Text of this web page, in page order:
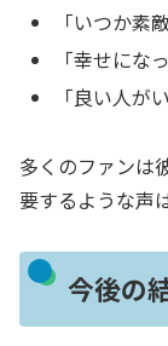
「いつか素
「幸せにな
「良い人が
多くのファンは
要するような声
今後の